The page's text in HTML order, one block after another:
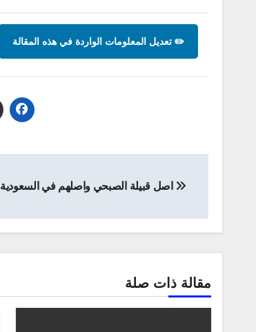
✏️ تعديل المعلومات الواردة في هذه المقالة
المقالات
اصل قبيلة الصبحي واصلهم في السعودية
مقالة ذات صلة